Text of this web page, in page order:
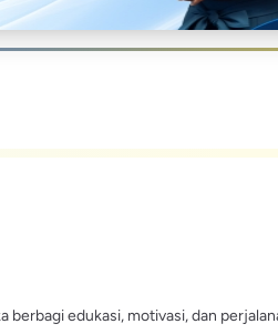
berbagi edukasi, motivasi, dan